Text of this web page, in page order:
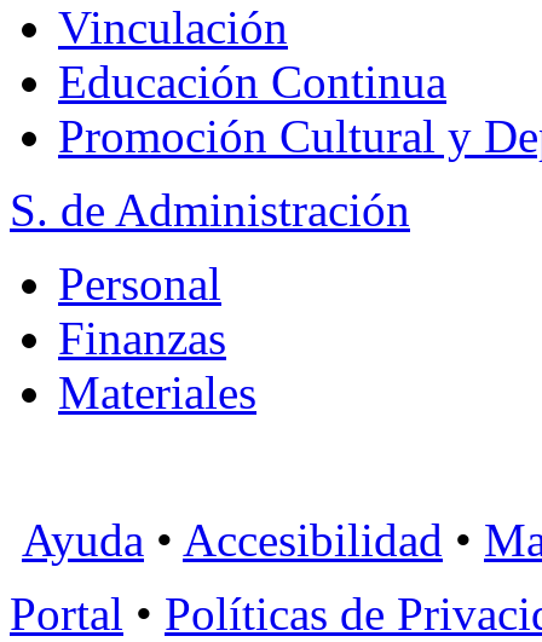
Vinculación
Educación Continua
Promoción Cultural y
S. de Administración
Personal
Finanzas
Materiales
Ayuda • Accesibilidad •
Portal • Políticas de